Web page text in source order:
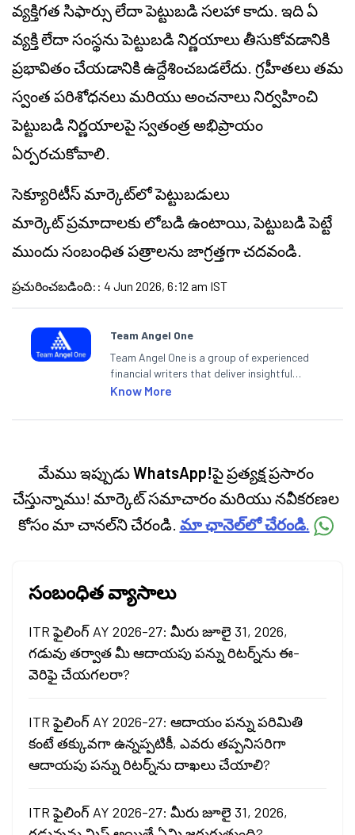
వ్యక్తిగత సిఫార్సు లేదా పెట్టుబడి సలహా కాదు. ఇది ఏ
వ్యక్తి లేదా సంస్థను పెట్టుబడి నిర్ణయాలు తీసుకోవడానికి
ప్రభావితం చేయడానికి ఉద్దేశించబడలేదు. గ్రహీతలు తమ
స్వంత పరిశోధనలు మరియు అంచనాలు నిర్వహించి
పెట్టుబడి నిర్ణయాలపై స్వతంత్ర అభిప్రాయం
ఏర్పరచుకోవాలి.
సెక్యూరిటీస్ మార్కెట్‌లో పెట్టుబడులు
మార్కెట్ ప్రమాదాలకు లోబడి ఉంటాయి, పెట్టుబడి పెట్టే
ముందు సంబంధిత పత్రాలను జాగ్రత్తగా చదవండి.
ప్రచురించబడింది: : 4 Jun 2026, 6:12 am IST
Team Angel One
Team Angel One is a group of experienced
financial writers that deliver insightful
articles on the stock market, IPO, economy,
categories.
Know More
మేము ఇప్పుడుWhatsApp!పై ప్రత్యక్ష ప్రసారం
చేస్తున్నాము! మార్కెట్ సమాచారం మరియు నవీకరణల
కోసం మా చానల్‌ని చేరండి. మా ఛానెల్‌లో చేరండి.
సంబంధిత వ్యాసాలు
ITR ఫైలింగ్ AY 2026-27: మీరు జూలై 31, 2026,
గడువు తర్వాత మీ ఆదాయపు పన్ను రిటర్న్‌ను ఈ-
వెరిఫై చేయగలరా?
ITR ఫైలింగ్ AY 2026-27: ఆదాయం పన్ను పరిమితి
కంటే తక్కువగా ఉన్నప్పటికీ, ఎవరు తప్పనిసరిగా
ఆదాయపు పన్ను రిటర్న్‌ను దాఖలు చేయాలి?
ITR ఫైలింగ్ AY 2026-27: మీరు జూలై 31, 2026,